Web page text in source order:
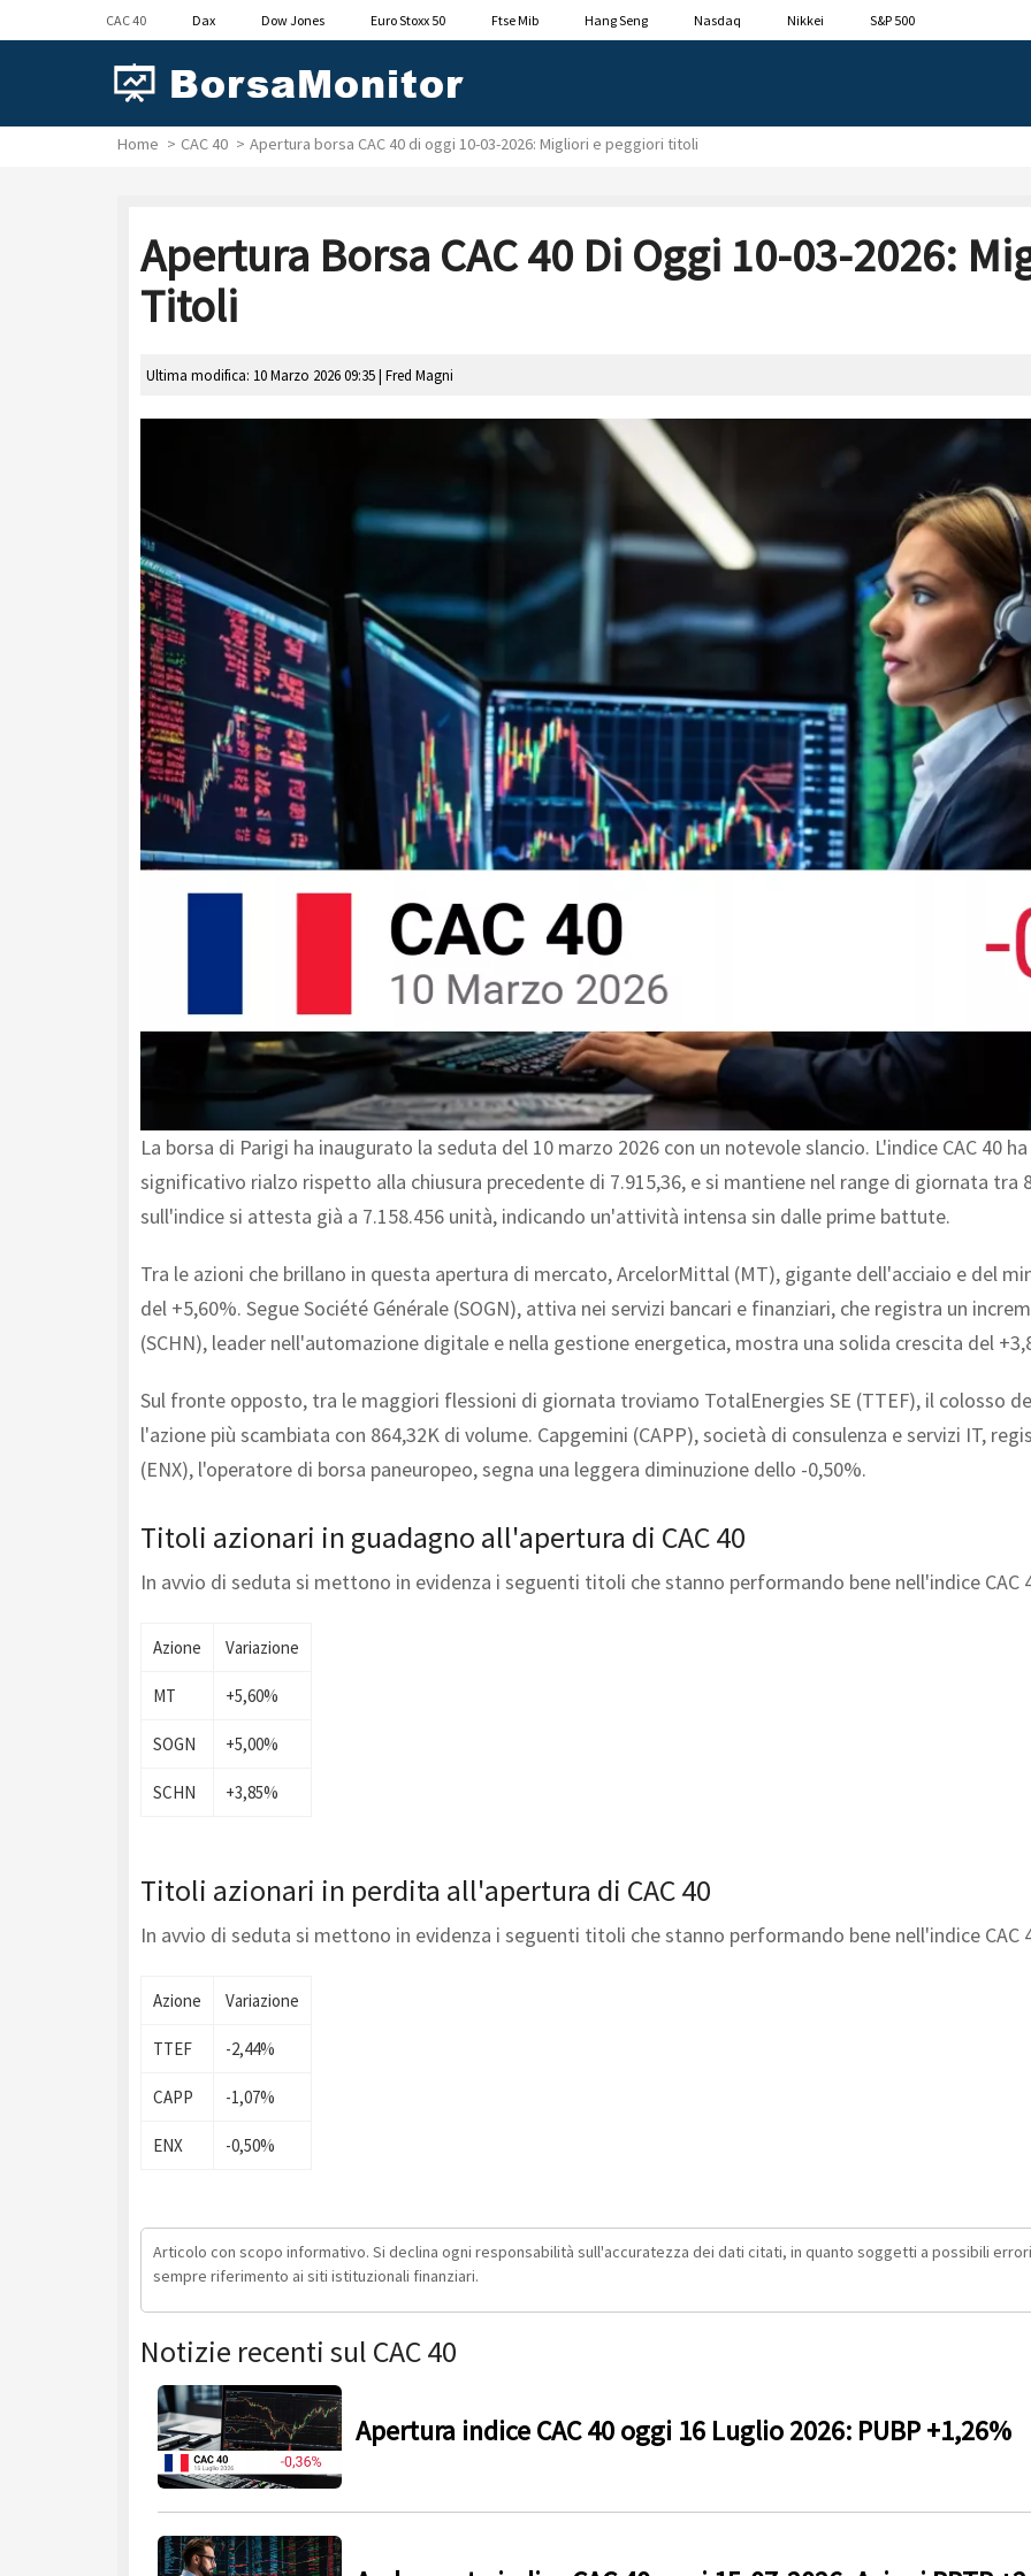
CAC 40 Dax Dow Jones Euro Stoxx 50 Ftse Mib Hang Seng Nasdaq Nikkei S&P 500
Home CAC 40 Apertura borsa CAC 40 di oggi 10-03-2026: Migliori e peggiori titoli
Apertura Borsa CAC 40 Di Oggi 10-03-2026:
Titoli
Ultima modifica: 10 Marzo 2026 09:35 | Fred Magni
La borsa di Parigi ha inaugurato la seduta del 10 marzo 2026 con un notevole slancio. L'indice CAC 40
significativo rialzo rispetto alla chiusura precedente di 7.915,36, e si mantiene nel range di giornata tra
sull'indice si attesta già a 7.158.456 unità, indicando un'attività intensa sin dalle prime battute.
Tra le azioni che brillano in questa apertura di mercato, ArcelorMittal (MT), gigante dell'acciaio e del
del +5,60%. Segue Société Générale (SOGN), attiva nei servizi bancari e finanziari, che registra un
(SCHN), leader nell'automazione digitale e nella gestione energetica, mostra una solida crescita del
Sul fronte opposto, tra le maggiori flessioni di giornata troviamo TotalEnergies SE (TTEF), il colosso
l'azione più scambiata con 864,32K di volume. Capgemini (CAPP), società di consulenza e servizi IT,
(ENX), l'operatore di borsa paneuropeo, segna una leggera diminuzione dello -0,50%.
Titoli azionari in guadagno all'apertura di CAC 40
In avvio di seduta si mettono in evidenza i seguenti titoli che stanno performando bene nell'indice CAC
Azione Variazione
MT +5,60%
SOGN +5,00%
SCHN +3,85%
Titoli azionari in perdita all'apertura di CAC 40
In avvio di seduta si mettono in evidenza i seguenti titoli che stanno performando bene nell'indice CAC
Azione Variazione
TTEF -2,44%
CAPP -1,07%
ENX -0,50%
Articolo con scopo informativo. Si declina ogni responsabilità sull'accuratezza dei dati citati, in quanto soggetti a possibili
sempre riferimento ai siti istituzionali finanziari.
Notizie recenti sul CAC 40
Apertura indice CAC 40 oggi 16 Luglio 2026: PUBP +1,26%